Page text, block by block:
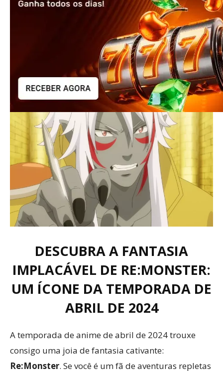
DESCUBRA A FANTASIA
IMPLACÁVEL DE RE:MONSTER:
UM ÍCONE DA TEMPORADA DE
ABRIL DE 2024
A temporada de anime de abril de 2024 trouxe
consigo uma joia de fantasia cativante:
Re:Monster. Se você é um fã de aventuras repletas